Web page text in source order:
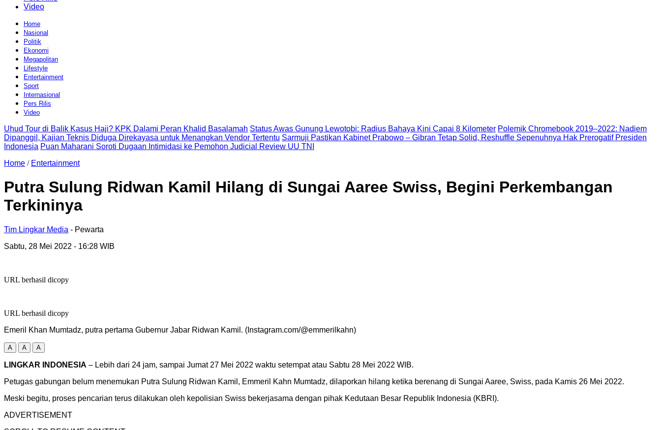
Video
Home
Nasional
Politik
Ekonomi
Megapolitan
Lifestyle
Entertainment
Sport
Internasional
Pers Rilis
Video
Uhud Tour di Balik Kasus Haji? KPK Dalami Peran Khalid Basalamah Status Awas Gunung Lewotobi: Radius Bahaya Kini Capai 8 Kilometer Polemik Chromebook 2019–2022: Nadiem
Dipanggil, Kajian Teknis Diduga Direkayasa untuk Menangkan Vendor Tertentu Sarmuji Pastikan Kabinet Prabowo – Gibran Tetap Solid, Reshuffle Sepenuhnya Hak Prerogatif Presiden
Indonesia Puan Maharani Soroti Dugaan Intimidasi ke Pemohon Judicial Review UU TNI
Home / Entertainment
Putra Sulung Ridwan Kamil Hilang di Sungai Aaree Swiss, Begini Perkembangan
Terkininya
Tim Lingkar Media - Pewarta
Sabtu, 28 Mei 2022 - 16:28 WIB
URL berhasil dicopy
URL berhasil dicopy
Emeril Khan Mumtadz, putra pertama Gubernur Jabar Ridwan Kamil. (Instagram.com/@emmerilkahn)
A A A
LINGKAR INDONESIA – Lebih dari 24 jam, sampai Jumat 27 Mei 2022 waktu setempat atau Sabtu 28 Mei 2022 WIB.
Petugas gabungan belum menemukan Putra Sulung Ridwan Kamil, Emmeril Kahn Mumtadz, dilaporkan hilang ketika berenang di Sungai Aaree, Swiss, pada Kamis 26 Mei 2022.
Meski begitu, proses pencarian terus dilakukan oleh kepolisian Swiss bekerjasama dengan pihak Kedutaan Besar Republik Indonesia (KBRI).
ADVERTISEMENT